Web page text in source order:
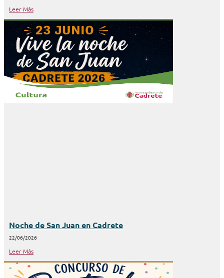
Leer Más
Noche de San Juan en Cadrete
22/06/2026
Leer Más